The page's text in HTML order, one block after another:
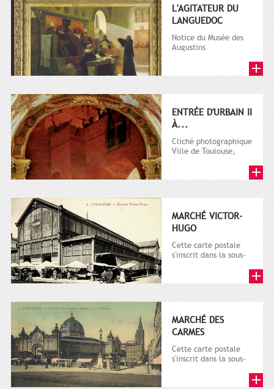
L'AGITATEUR DU
LANGUEDOC
Notice du Musée des
Augustins
Montpellier,...
ENTRÉE D'URBAIN II
À...
Cliché photographique
Ville de Toulouse,
MARCHÉ VICTOR-
HUGO
Cette carte postale
s'inscrit dans la sous-
plusieurs milliers de...
MARCHÉ DES
CARMES
Cette carte postale
s'inscrit dans la sous-
plusieurs milliers de...